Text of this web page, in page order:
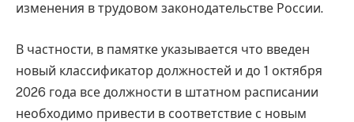
изменения в трудовом законодательстве России.
В частности, в памятке указывается что введен
новый классификатор должностей и до 1 октября
2026 года все должности в штатном расписании
необходимо привести в соответствие с новым